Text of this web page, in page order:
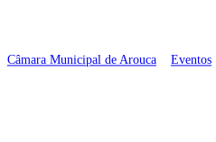
Câmara Municipal de Arouca Eventos